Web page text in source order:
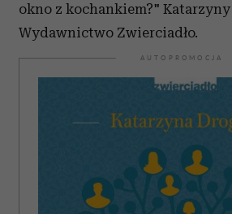
okno z kochankiem?"
Wydawnictwo Zwierciadło.
AUTOPROMOCJA